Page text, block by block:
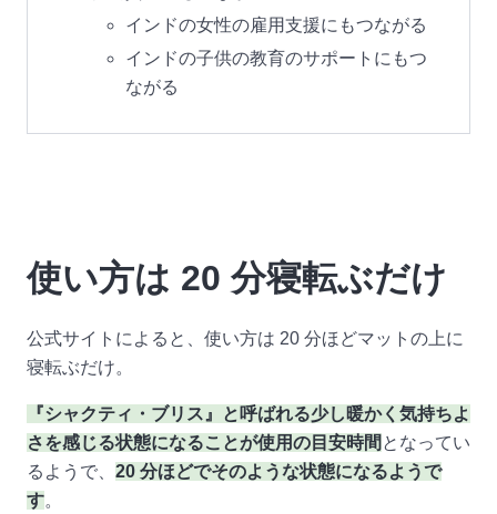
インドの女性の雇用支援にもつながる
インドの子供の教育のサポートにもつ
ながる
使い方は 20 分寝転ぶだけ
公式サイトによると、使い方は 20 分ほどマットの上に
寝転ぶだけ。
『シャクティ・ブリス』と呼ばれる少し暖かく気持ちよ
さを感じる状態になることが使用の目安時間 となってい
るようで、 20 分ほどでそのような状態になるようで
す。